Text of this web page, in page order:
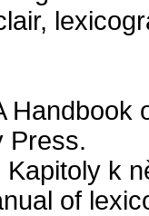
Press.
k
of